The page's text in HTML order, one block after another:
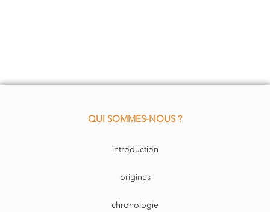
QUI SOMMES-NOUS ?
introduction
origines
chronologie